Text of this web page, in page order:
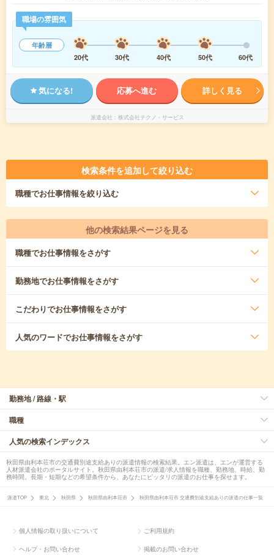
職場の雰囲気
年齢層
20代
30代 40代 50代 60代
気になる! 応募へ進む 詳しく見る
派遣会社 株式会社テクノ・サービス
検索条件を追加して絞り込む
職種でお仕事情報を絞り込む
他の検索結果ページを見る
職種でお仕事情報をさがす
勤務地でお仕事情報をさがす
こだわりでお仕事情報をさがす
人気のワードでお仕事情報をさがす
勤務地 / 路線・駅
職種
人気の検索インデックス
秋田県由利本荘市の交通費別途支給ありの派遣情報の検索結果。エン派遣は、エンが運営する
人材派遣会社のポータルサイト。秋田県由利本荘市の派遣/求人情報を職種、勤務地、時給、勤
務時間、長期・短期などの希望条件から、あなたにピッタリの派遣のお仕事を探せます。
派遣TOP 東北 秋田県 秋田県由利本荘市 秋田県由利本荘市 交通費別途支給ありの派遣の仕事一覧
個人情報の取り扱いについて ご利用規約
ヘルプ・お問い合わせ 掲載のお問い合わせ